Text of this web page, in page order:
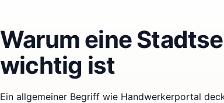
Warum eine
wichtig ist
Ein allgemeiner Begriff wie Handwerkerportal